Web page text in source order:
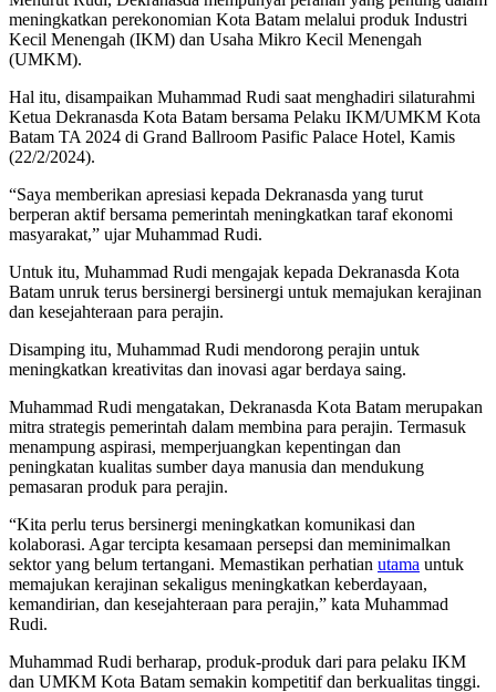
meningkatkan perekonomian Kota Batam melalui produk Industri
Kecil Menengah (IKM) dan Usaha Mikro Kecil Menengah
(UMKM).
Hal itu, disampaikan Muhammad Rudi saat menghadiri silaturahmi
Ketua Dekranasda Kota Batam bersama Pelaku IKM/UMKM Kota
Batam TA 2024 di Grand Ballroom Pasific Palace Hotel, Kamis
(22/2/2024).
“Saya memberikan apresiasi kepada Dekranasda yang turut
berperan aktif bersama pemerintah meningkatkan taraf ekonomi
masyarakat,” ujar Muhammad Rudi.
Untuk itu, Muhammad Rudi mengajak kepada Dekranasda Kota
Batam unruk terus bersinergi bersinergi untuk memajukan kerajinan
dan kesejahteraan para perajin.
Disamping itu, Muhammad Rudi mendorong perajin untuk
meningkatkan kreativitas dan inovasi agar berdaya saing.
Muhammad Rudi mengatakan, Dekranasda Kota Batam merupakan
mitra strategis pemerintah dalam membina para perajin. Termasuk
menampung aspirasi, memperjuangkan kepentingan dan
peningkatan kualitas sumber daya manusia dan mendukung
pemasaran produk para perajin.
“Kita perlu terus bersinergi meningkatkan komunikasi dan
kolaborasi. Agar tercipta kesamaan persepsi dan meminimalkan
sektor yang belum tertangani. Memastikan perhatian utama untuk
memajukan kerajinan sekaligus meningkatkan keberdayaan,
kemandirian, dan kesejahteraan para perajin,” kata Muhammad
Rudi.
Muhammad Rudi berharap, produk-produk dari para pelaku IKM
dan UMKM Kota Batam semakin kompetitif dan berkualitas tinggi.